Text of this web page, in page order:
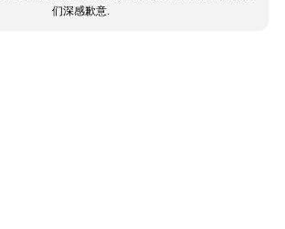
们深感歉意.